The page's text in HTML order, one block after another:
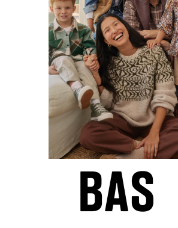
Tiendas
Cine
Novedades
Programas
Colectivos
Servicios